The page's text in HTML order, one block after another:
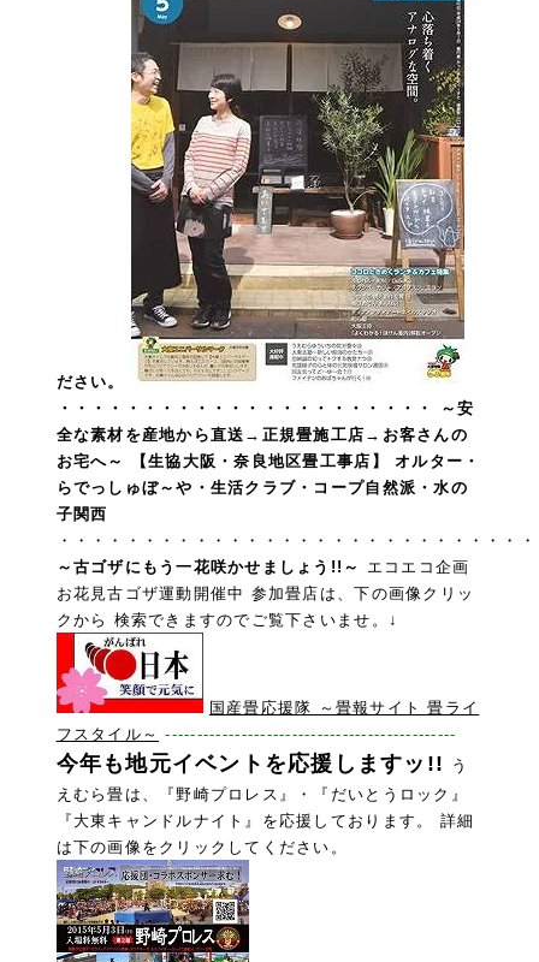
ださい。
・・・・・・・・・・・・・・・・・・・・・・
～安
全な素材を産地から直送→正規畳施工店→お客さんの
お宅へ～ 【生協大阪・奈良地区畳工事店】
オルター・
らでっしゅぼ～や・生活クラブ・コープ自然派・水の
子関西
・・・・・・・・・・・・・・・・・・・・・・・・・・・
～古ゴザにもう一花咲かせましょう!!～
エコエコ企画
お花見古ゴザ運動開催中 参加畳店は、下の画像クリッ
クから 検索できますのでご覧下さいませ。↓
国産畳応援隊 ～畳報サイト 畳ライ
フスタイル～ ----------------------------------------------
今年も地元イベントを応援しますッ!!
う
えむら畳は、『野崎プロレス』・『だいとうロック』
『大東キャンドルナイト』を応援しております。 詳細
は下の画像をクリックしてください。